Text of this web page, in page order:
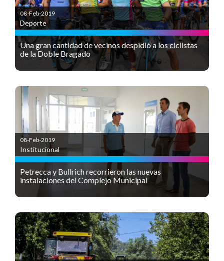
08-Feb-2019
Deporte
Una gran cantidad de vecinos despidió a los ciclistas
de la Doble Bragado
08-Feb-2019
Institucional
Petrecca y Bullrich recorrieron las nuevas
instalaciones del Complejo Municipal